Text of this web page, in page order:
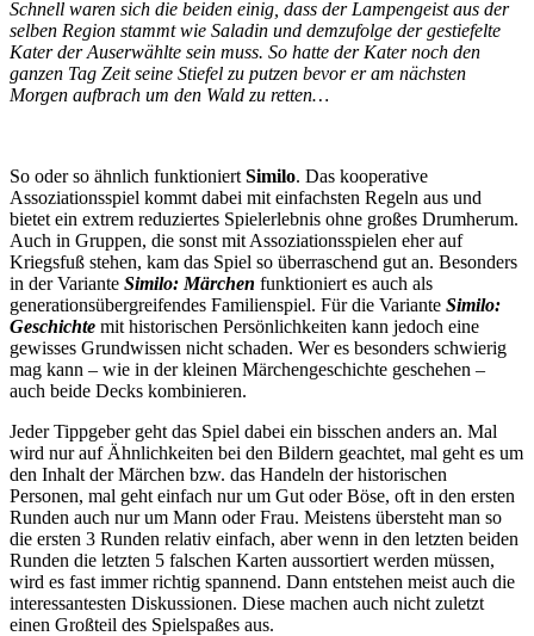
Schnell waren sich die beiden einig, dass der Lampengeist aus der
selben Region stammt wie Saladin und demzufolge der gestiefelte
Kater der Auserwählte sein muss. So hatte der Kater noch den
ganzen Tag Zeit seine Stiefel zu putzen bevor er am nächsten
Morgen aufbrach um den Wald zu retten…
So oder so ähnlich funktioniert Similo. Das kooperative
Assoziationsspiel kommt dabei mit einfachsten Regeln aus und
bietet ein extrem reduziertes Spielerlebnis ohne großes Drumherum.
Auch in Gruppen, die sonst mit Assoziationsspielen eher auf
Kriegsfuß stehen, kam das Spiel so überraschend gut an. Besonders
in der Variante Similo: Märchen funktioniert es auch als
generationsübergreifendes Familienspiel. Für die Variante Similo:
Geschichte mit historischen Persönlichkeiten kann jedoch eine
gewisses Grundwissen nicht schaden. Wer es besonders schwierig
mag kann – wie in der kleinen Märchengeschichte geschehen –
auch beide Decks kombinieren.
Jeder Tippgeber geht das Spiel dabei ein bisschen anders an. Mal
wird nur auf Ähnlichkeiten bei den Bildern geachtet, mal geht es um
den Inhalt der Märchen bzw. das Handeln der historischen
Personen, mal geht einfach nur um Gut oder Böse, oft in den ersten
Runden auch nur um Mann oder Frau. Meistens übersteht man so
die ersten 3 Runden relativ einfach, aber wenn in den letzten beiden
Runden die letzten 5 falschen Karten aussortiert werden müssen,
wird es fast immer richtig spannend. Dann entstehen meist auch die
interessantesten Diskussionen. Diese machen auch nicht zuletzt
einen Großteil des Spielspaßes aus.